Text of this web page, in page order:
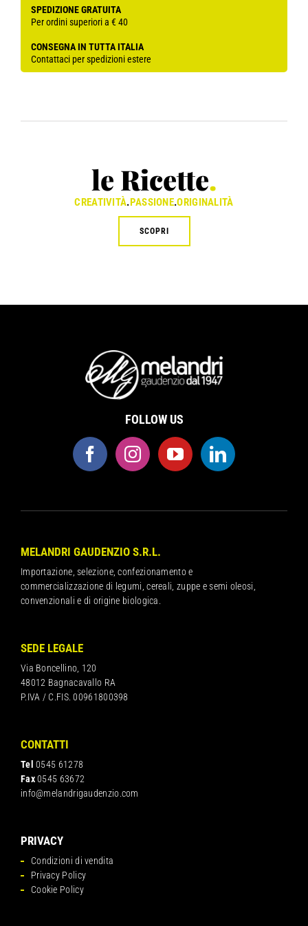
SPEDIZIONE GRATUITA
Per ordini superiori a € 40
CONSEGNA IN TUTTA ITALIA
Contattaci per spedizioni estere
le Ricette.
CREATIVITÀ.PASSIONE.ORIGINALITÀ
SCOPRI
FOLLOW US
MELANDRI GAUDENZIO S.R.L.
Importazione, selezione, confezionamento e
commercializzazione di legumi, cereali, zuppe e semi oleosi,
convenzionali e di origine biologica.
SEDE LEGALE
Via Boncellino, 120
48012 Bagnacavallo RA
P.IVA / C.FIS. 00961800398
CONTATTI
Tel 0545 61278
Fax0545 63672
info@melandrigaudenzio.com
PRIVACY
Condizioni di vendita
Privacy Policy
Cookie Policy